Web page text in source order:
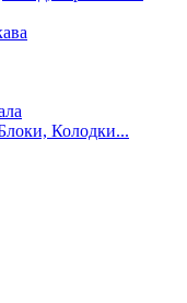
Колодки...